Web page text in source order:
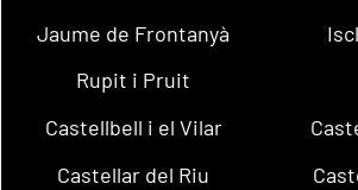
Jaume de Frontanyà
Rupit i Pruit
Castellbell i el Vilar
Castellar del Riu